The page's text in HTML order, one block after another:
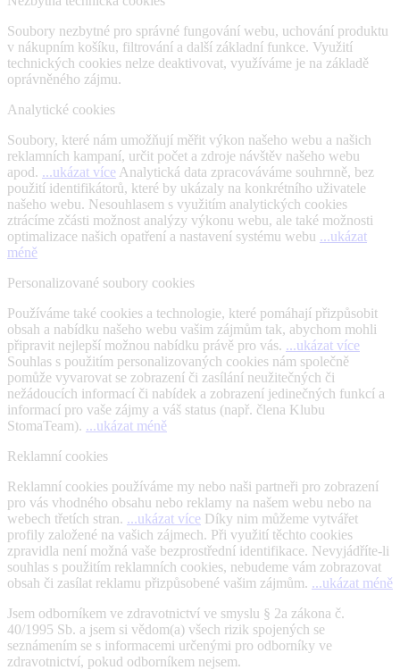
Soubory nezbytné pro správné fungování webu, uchování produktu
v nákupním košíku, filtrování a další základní funkce. Využití
technických cookies nelze deaktivovat, využíváme je na základě
oprávněného zájmu.
Analytické cookies
Soubory, které nám umožňují měřit výkon našeho webu a našich
reklamních kampaní, určit počet a zdroje návštěv našeho webu
apod. ...ukázat více Analytická data zpracováváme souhrnně, bez
použití identifikátorů, které by ukázaly na konkrétního uživatele
našeho webu. Nesouhlasem s využitím analytických cookies
ztrácíme zčásti možnost analýzy výkonu webu, ale také možnosti
optimalizace našich opatření a nastavení systému webu ...ukázat
méně
Personalizované soubory cookies
Používáme také cookies a technologie, které pomáhají přizpůsobit
obsah a nabídku našeho webu vašim zájmům tak, abychom mohli
připravit nejlepší možnou nabídku právě pro vás. ...ukázat více
Souhlas s použitím personalizovaných cookies nám společně
pomůže vyvarovat se zobrazení či zasílání neužitečných či
nežádoucích informací či nabídek a zobrazení jedinečných funkcí a
informací pro vaše zájmy a váš status (např. člena Klubu
StomaTeam). ...ukázat méně
Reklamní cookies
Reklamní cookies používáme my nebo naši partneři pro zobrazení
pro vás vhodného obsahu nebo reklamy na našem webu nebo na
webech třetích stran. ...ukázat více Díky nim můžeme vytvářet
profily založené na vašich zájmech. Při využití těchto cookies
zpravidla není možná vaše bezprostřední identifikace. Nevyjádříte-li
souhlas s použitím reklamních cookies, nebudeme vám zobrazovat
obsah či zasílat reklamu přizpůsobené vašim zájmům. ...ukázat méně
Jsem odborníkem ve zdravotnictví ve smyslu § 2a zákona č.
40/1995 Sb. a jsem si vědom(a) všech rizik spojených se
seznámením se s informacemi určenými pro odborníky ve
zdravotnictví, pokud odborníkem nejsem.